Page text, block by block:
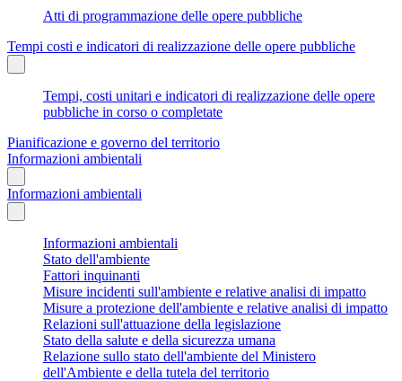
Atti di programmazione delle opere pubbliche
Tempi costi e indicatori di realizzazione delle opere pubbliche
Tempi, costi unitari e indicatori di realizzazione delle opere
pubbliche in corso o completate
Pianificazione e governo del territorio
Informazioni ambientali
Informazioni ambientali
Informazioni ambientali
Stato dell'ambiente
Fattori inquinanti
Misure incidenti sull'ambiente e relative analisi di impatto
Misure a protezione dell'ambiente e relative analisi di impatto
Relazioni sull'attuazione della legislazione
Stato della salute e della sicurezza umana
Relazione sullo stato dell'ambiente del Ministero
dell'Ambiente e della tutela del territorio